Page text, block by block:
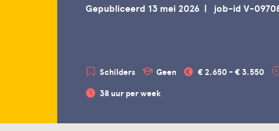
Gepubliceerd 13 mei 2026 job-id V-
Schilders Geen € 2.650 - € 3.550
38 uur per week